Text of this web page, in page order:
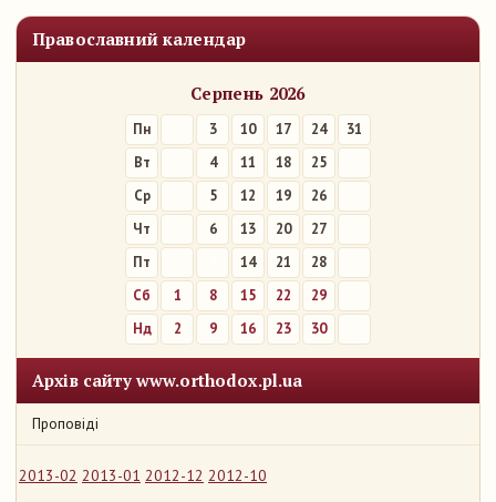
Православний календар
Серпень 2026
Пн 3 10 17 24
31
Вт
4 11 18
25
Ср
5 12 19
26
Чт
6 13 20
27
Пт
14 21
28
Сб
1 8 15 22
29
Нд
2 9 16 23 30
Архів сайту www.orthodox.pl.ua
Проповіді
2013-02 2013-01 2012-12 2012-10